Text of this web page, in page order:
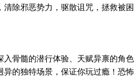
除邪恶势力，驱散诅咒，拯救被困
骨髓的潜行体验、天赋异禀的角色
异的独特场景，保证你玩过瘾！恐怖